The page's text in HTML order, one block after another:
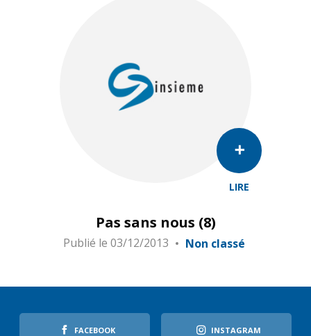
LIRE
Pas sans nous (8)
Publié le 03/12/2013 Non classé
FACEBOOK INSTAGRAM